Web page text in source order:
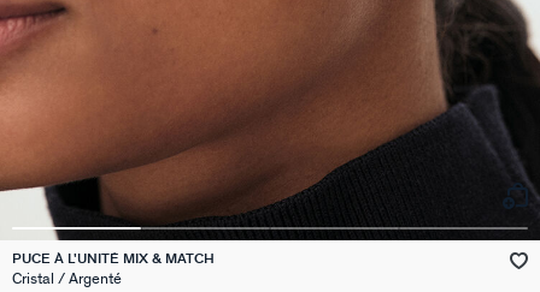
PUCE À L'UNITÉ MIX & MATCH
Cristal / Argenté